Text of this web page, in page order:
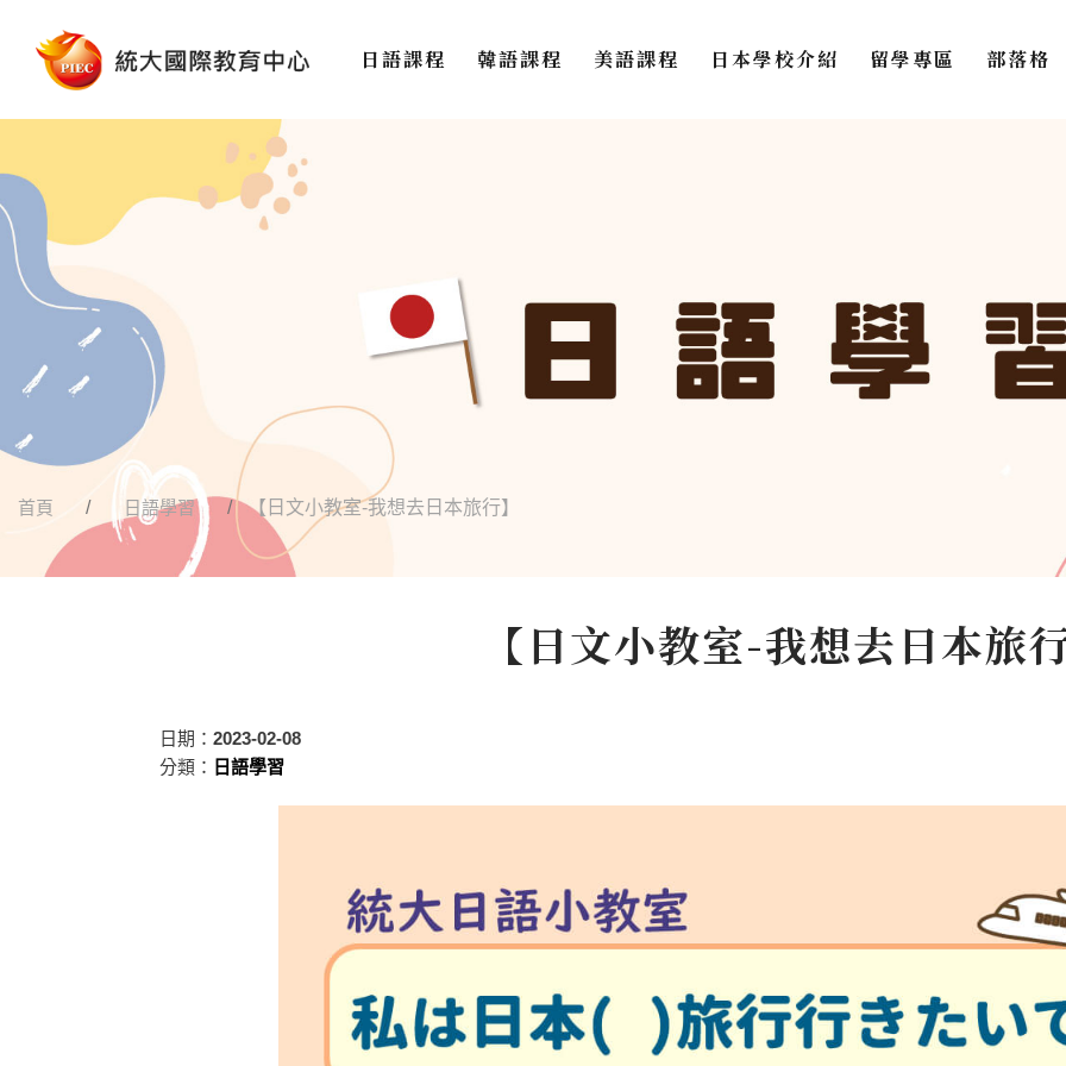
日語課程 韓語課程 美語課程 日本學校介紹 留學專區 部落格
首頁 日語學習 【日文小教室-我想去日本旅行】
【日文小教室-我想去日本旅
日期：2023-02-08
分類： 日語學習